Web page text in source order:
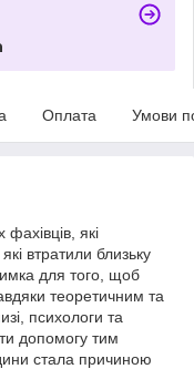
Оплата Умови
які
втратили близьку
для того, щоб
теоретичним та
психологи та
допомогу тим
стала причиною